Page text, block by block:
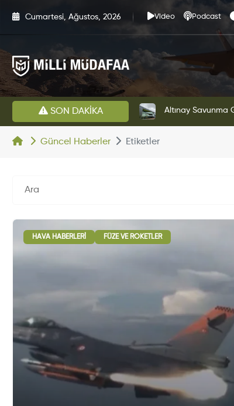
Cumartesi, Ağustos, 2026 Video Podcast
SON DAKİKA Altınay Savunma
Güncel Haberler Etiketler
HAVA HABERLERI FÜZE VE ROKETLER